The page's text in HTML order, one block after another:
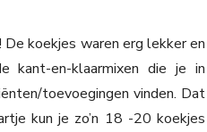
De koekjes waren erg lekker en
kant-en-klaarmixen die je in
toevoegingen vinden. Dat
kun je zo’n 18 -20 koekjes